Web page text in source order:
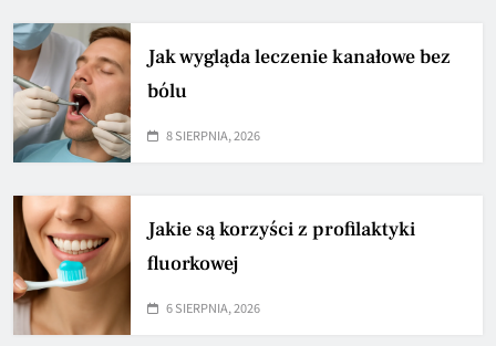
Jak wygląda leczenie kanałowe bez
bólu
8 SIERPNIA, 2026
Jakie są korzyści z profilaktyki
fluorkowej
6 SIERPNIA, 2026